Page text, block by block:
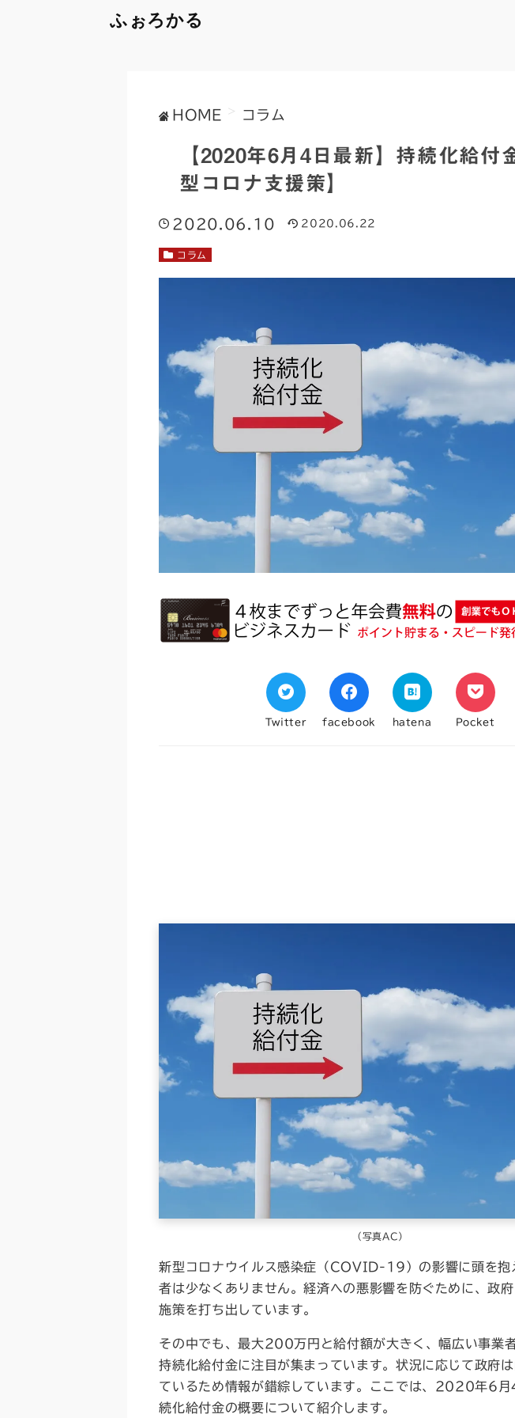
ふぉろかる
HOME > コラム
【2020年6月4日最新】持続化給付
型コロナ支援策】
2020.06.10 2020.06.22
コラム
Twitter facebook hatena Pocket
（写真AC）
新型コロナウイルス感染症（COVID-19）の影響に頭を抱
者は少なくありません。経済への悪影響を防ぐために、政
施策を打ち出しています。
その中でも、最大200万円と給付額が大きく、幅広い事業
持続化給付金に注目が集まっています。状況に応じて政府
ているため情報が錯綜しています。ここでは、2020年6月
続化給付金の概要について紹介します。